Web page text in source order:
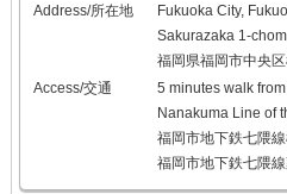
Address/所在地
Fukuoka City,
Sakurazaka 1-
福岡県福岡市中央
Access/交通
5 minutes walk
Nanakuma Line of
福岡市地下鉄七隈
福岡市地下鉄七隈